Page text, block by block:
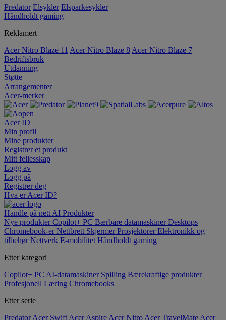
Predator Elsykler Elsparkesykler
Håndholdt gaming
Reklamert
Acer Nitro Blaze 11 Acer Nitro Blaze 8 Acer Nitro Blaze 7
Bedriftsbruk
Utdanning
Støtte
Arrangementer
Acer-merker
Acer ID
Min profil
Mine produkter
Registrer et produkt
Mitt fellesskap
Logg av
Logg på
Registrer deg
Hva er Acer ID?
Handle på nett AI Produkter
Nye produkterCopilot+ PC Bærbare datamaskinerDesktops
Chromebook-erNettbrett SkjermerProsjektorerElektronikk og
tilbehørNettverk E-mobilitet Håndholdt gaming
Etter kategori
Copilot+ PC AI-datamaskiner Spilling Bærekraftige produkter
Profesjonell Læring Chromebooks
Etter serie
Predator Acer Swift Acer Aspire Acer Nitro Acer TravelMate Acer